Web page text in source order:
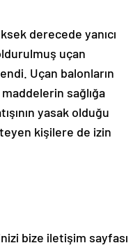
derecede yanıcı
uçan
Uçan balonların
sağlığa
yasak olduğu
kişilere de izin
bize iletişim sayfası